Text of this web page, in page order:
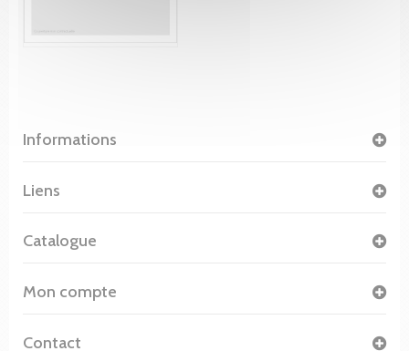
Informations
Liens
Catalogue
Mon compte
Contact